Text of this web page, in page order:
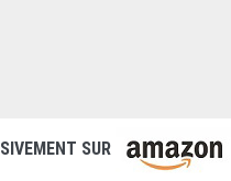
SUR